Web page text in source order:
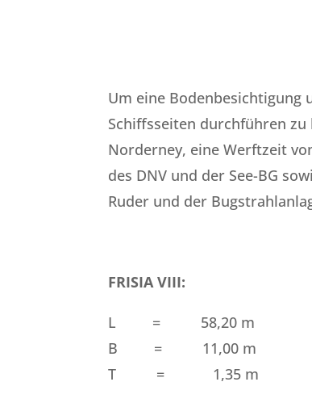
Um eine Bodenbesichtigung
Schiffsseiten durchführen zu
Norderney, eine Werftzeit
des DNV und der See-BG
Ruder und der
FRISIA VIII:
L = 58,20 m
B = 11,00 m
T = 1,35 m